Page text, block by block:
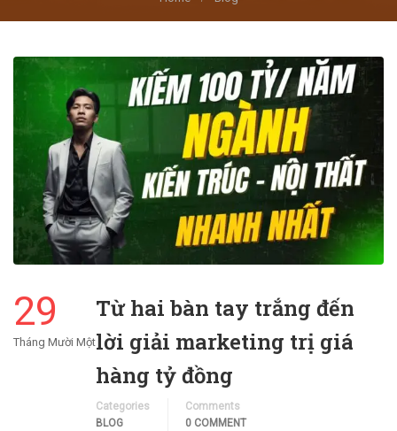
29
Tháng Mười Một
Từ hai bàn tay trắng đến
lời giải marketing trị giá
hàng tỷ đồng
Categories
BLOG
Comments
0 COMMENT